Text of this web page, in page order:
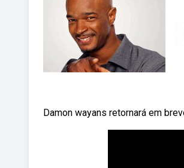
Damon wayans retornará em